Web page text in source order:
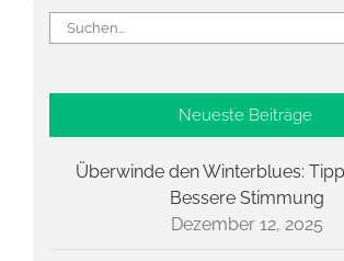
Suche
nach:
Neueste Beiträge
Überwinde den Winterblues:
Bessere Stimmung
Dezember 12, 2025